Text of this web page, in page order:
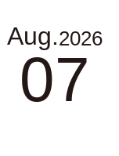
Aug.2026
07